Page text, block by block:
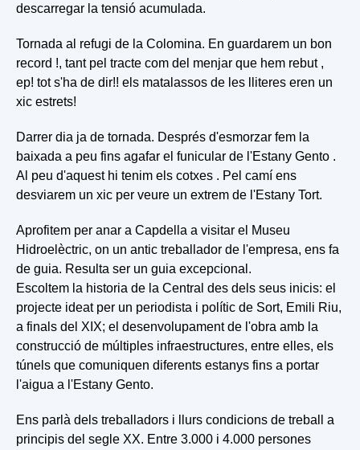
descarregar la tensió acumulada.
Tornada al refugi de la Colomina. En guardarem un bon
record !, tant pel tracte com del menjar que hem rebut ,
ep! tot s'ha de dir!! els matalassos de les lliteres eren un
xic estrets!
Darrer dia ja de tornada. Després d'esmorzar fem la
baixada a peu fins agafar el funicular de l'Estany Gento .
Al peu d'aquest hi tenim els cotxes . Pel camí ens
desviarem un xic per veure un extrem de l'Estany Tort.
Aprofitem per anar a Capdella a visitar el Museu
Hidroelèctric, on un antic treballador de l'empresa, ens fa
de guia. Resulta ser un guia excepcional.
Escoltem la historia de la Central des dels seus inicis: el
projecte ideat per un periodista i polític de Sort, Emili Riu,
a finals del XIX; el desenvolupament de l'obra amb la
construcció de múltiples infraestructures, entre elles, els
túnels que comuniquen diferents estanys fins a portar
l'aigua a l'Estany Gento.
Ens parlà dels treballadors i llurs condicions de treball a
principis del segle XX. Entre 3.000 i 4.000 persones